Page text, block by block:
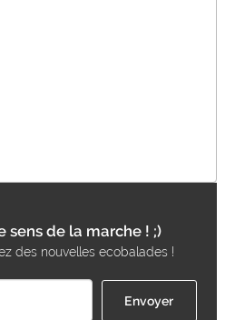
sens de la marche ! ;)
des nouvelles ecobalades !